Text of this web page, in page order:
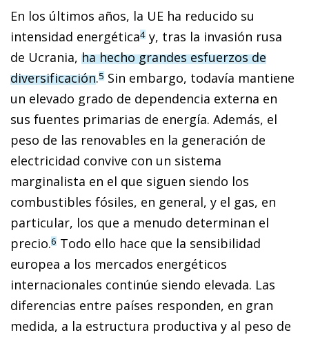
En los últimos años, la UE ha reducido su
intensidad energética4 y, tras la invasión rusa
de Ucrania, ha hecho grandes esfuerzos de
diversificación.5 Sin embargo, todavía mantiene
un elevado grado de dependencia externa en
sus fuentes primarias de energía. Además, el
peso de las renovables en la generación de
electricidad convive con un sistema
marginalista en el que siguen siendo los
combustibles fósiles, en general, y el gas, en
particular, los que a menudo determinan el
precio.6 Todo ello hace que la sensibilidad
europea a los mercados energéticos
internacionales continúe siendo elevada. Las
diferencias entre países responden, en gran
medida, a la estructura productiva y al peso de